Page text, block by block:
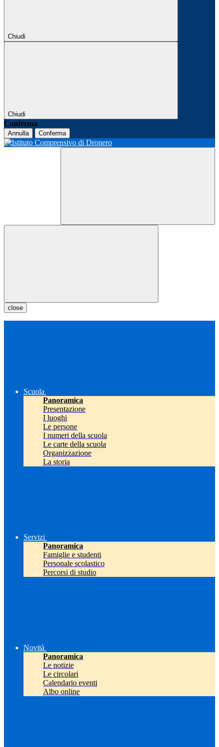
Chiudi
Chiudi
Conferma
Annulla Conferma
close
Scuola
Panoramica
Presentazione
I luoghi
Le persone
I numeri della scuola
Le carte della scuola
Organizzazione
La storia
Servizi
Panoramica
Famiglie e studenti
Personale scolastico
Percorsi di studio
Novità
Panoramica
Le notizie
Le circolari
Calendario eventi
Albo online